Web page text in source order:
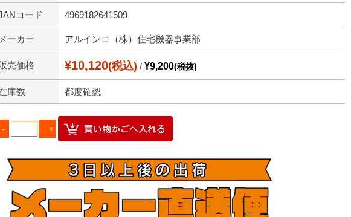
コード 4969182641509
メーカー アルインコ（株）住宅機器事業部
売価格 ¥10,120(税込) / ¥9,200(税抜)
庫数 都度確認